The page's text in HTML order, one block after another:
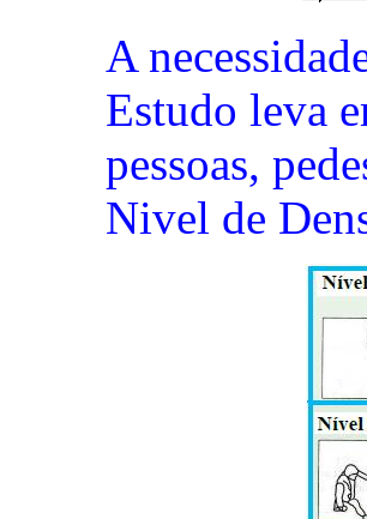
A
Estudo leva
pessoas,
Nivel de